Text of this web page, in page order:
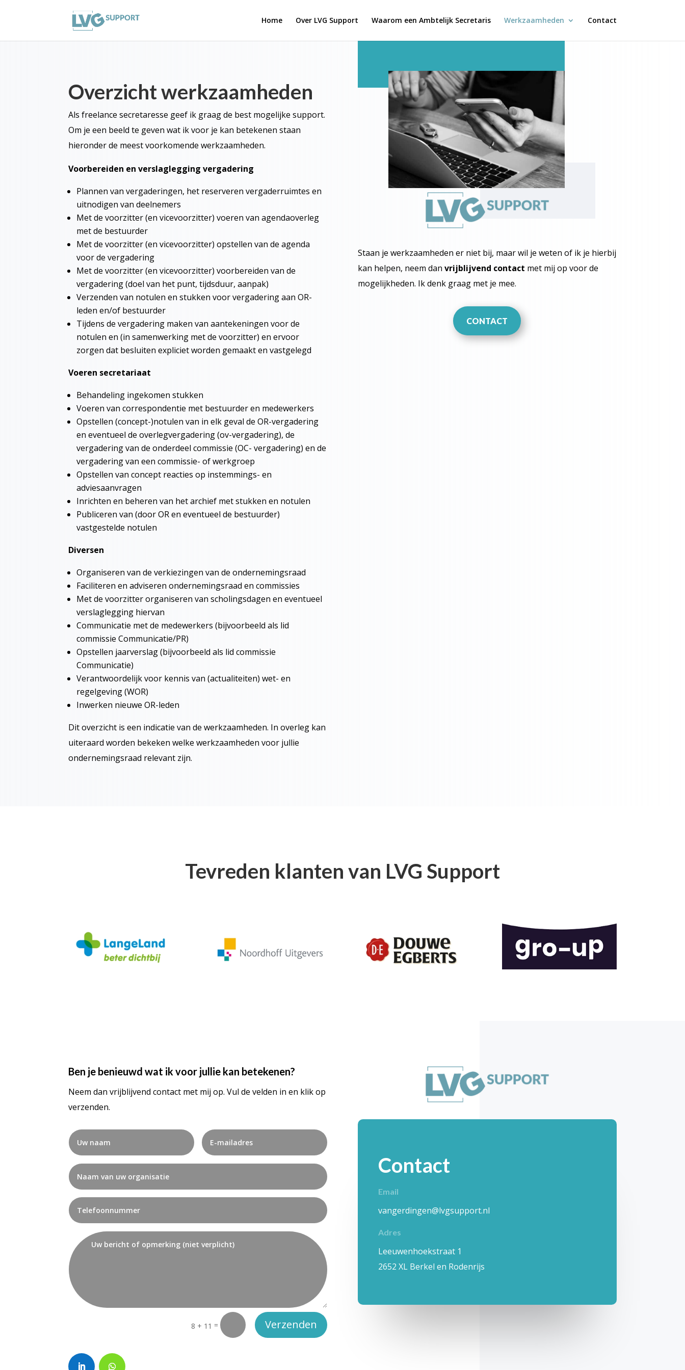
Home Over LVG Support Waarom een Ambtelijk Secretaris Werkzaamheden Contact
Overzicht werkzaamheden
Als freelance secretaresse geef ik graag de best mogelijke support.
Om je een beeld te geven wat ik voor je kan betekenen staan
hieronder de meest voorkomende werkzaamheden.
Voorbereiden en verslaglegging vergadering
Plannen van vergaderingen, het reserveren vergaderruimtes en
uitnodigen van deelnemers
Met de voorzitter (en vicevoorzitter) voeren van agendaoverleg
met de bestuurder
Met de voorzitter (en vicevoorzitter) opstellen van de agenda
voor de vergadering
Met de voorzitter (en vicevoorzitter) voorbereiden van de
vergadering (doel van het punt, tijdsduur, aanpak)
Verzenden van notulen en stukken voor vergadering aan OR-
leden en/of bestuurder
Tijdens de vergadering maken van aantekeningen voor de
notulen en (in samenwerking met de voorzitter) en ervoor
zorgen dat besluiten expliciet worden gemaakt en vastgelegd
Voeren secretariaat
Behandeling ingekomen stukken
Voeren van correspondentie met bestuurder en medewerkers
Opstellen (concept-)notulen van in elk geval de OR-vergadering
en eventueel de overlegvergadering (ov-vergadering), de
vergadering van de onderdeel commissie (OC- vergadering) en de
vergadering van een commissie- of werkgroep
Opstellen van concept reacties op instemmings- en
adviesaanvragen
Inrichten en beheren van het archief met stukken en notulen
Publiceren van (door OR en eventueel de bestuurder)
vastgestelde notulen
Diversen
Organiseren van de verkiezingen van de ondernemingsraad
Faciliteren en adviseren ondernemingsraad en commissies
Met de voorzitter organiseren van scholingsdagen en eventueel
verslaglegging hiervan
Communicatie met de medewerkers (bijvoorbeeld als lid
commissie Communicatie/PR)
Opstellen jaarverslag (bijvoorbeeld als lid commissie
Communicatie)
Verantwoordelijk voor kennis van (actualiteiten) wet- en
regelgeving (WOR)
Inwerken nieuwe OR-leden
Dit overzicht is een indicatie van de werkzaamheden. In overleg kan
uiteraard worden bekeken welke werkzaamheden voor jullie
ondernemingsraad relevant zijn.
Staan je werkzaamheden er niet bij, maar wil je weten of ik je hierbij
kan helpen, neem dan vrijblijvend contact met mij op voor de
mogelijkheden. Ik denk graag met je mee.
CONTACT
Tevreden klanten van LVG Support
Ben je benieuwd wat ik voor jullie kan betekenen?
Neem dan vrijblijvend contact met mij op. Vul de velden in en klik op
verzenden.
8 + 11 = Verzenden
Contact
Email
vangerdingen@lvgsupport.nl
Adres
Leeuwenhoekstraat 1
2652 XL Berkel en Rodenrijs